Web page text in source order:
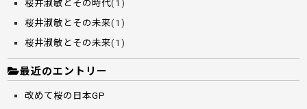
桜井淑敏とその時代(1)
桜井淑敏とその未来(1)
桜井淑敏とその未来(1)
最近のエントリー
改めて桜の日本GP